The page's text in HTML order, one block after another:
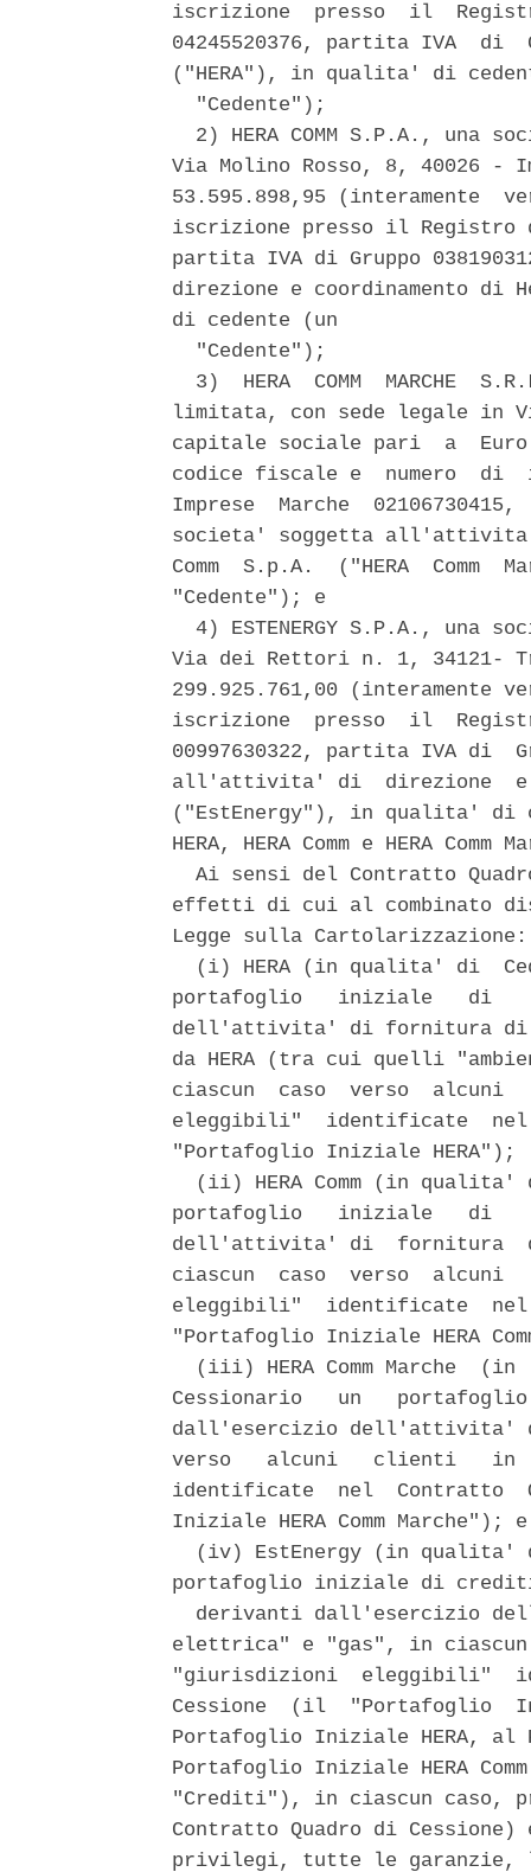
iscrizione  presso  il
04245520376, partita IVA  di
("HERA"), in qualita' di
  "Cedente");
2) HERA COMM S.P.A., una
Via Molino Rosso, 8, 40026 -
53.595.898,95 (interamente
iscrizione presso il Registro
partita IVA di Gruppo
direzione e coordinamento di
di cedente (un
  "Cedente");
3)  HERA  COMM  MARCHE
limitata, con sede legale in
capitale sociale pari  a
codice fiscale e  numero
Imprese  Marche
societa' soggetta all'attivita'
Comm  S.p.A.  ("HERA
"Cedente"); e
4) ESTENERGY S.P.A., una
Via dei Rettori n. 1, 34121-
299.925.761,00
iscrizione  presso  il
00997630322, partita IVA di
all'attivita' di  direzione  e
("EstEnergy"), in qualita' di
HERA, HERA Comm e HERA
Ai sensi del Contratto
effetti di cui al combinato
Legge sulla
(i) HERA (in qualita' di
portafoglio   iniziale   di
dell'attivita' di fornitura di
da HERA (tra cui quelli
ciascun  caso  verso
eleggibili"  identificate  nel
"Portafoglio Iniziale HERA");
(ii) HERA Comm (in qualita'
portafoglio   iniziale   di
dell'attivita' di  fornitura
ciascun  caso  verso
eleggibili"  identificate  nel
"Portafoglio Iniziale HERA
(iii) HERA Comm Marche  (in
Cessionario   un
dall'esercizio dell'attivita'
verso   alcuni   clienti   in
identificate  nel  Contratto
Iniziale HERA Comm Marche");
(iv) EstEnergy (in qualita'
portafoglio iniziale di
derivanti dall'esercizio
elettrica" e "gas", in
"giurisdizioni  eleggibili"
Cessione  (il  "Portafoglio
Portafoglio Iniziale HERA, al
Portafoglio Iniziale HERA
"Crediti"), in ciascun caso,
Contratto Quadro di
privilegi, tutte le garanzie,